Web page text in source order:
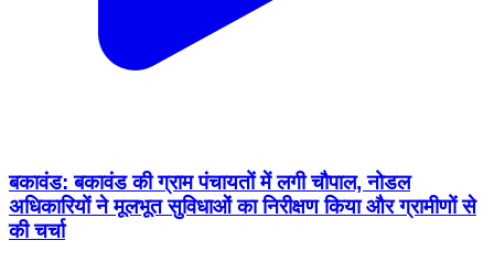
बकावंड: बकावंड की ग्राम पंचायतों में लगी चौपाल, नोडल
अधिकारियों ने मूलभूत सुविधाओं का निरीक्षण किया और ग्रामीणों से
की चर्चा